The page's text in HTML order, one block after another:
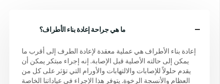
ما هي جراحة إعادة بناء الأطراف؟
إعادة بناء الأطراف هي عملية معقدة لإعادة الطرف إلى أقرب ما
يمكن إلى حالته الأصلية قبل الإصابة. إنه إجراء مبتكر يمكن أن
يقدم حلولاً للإصابات والالتهابات والأورام التي تؤثر على كل من
العظام والأنسجة الرخوة. يتوفر هذا الإجراء في عياداتنا الخاصة